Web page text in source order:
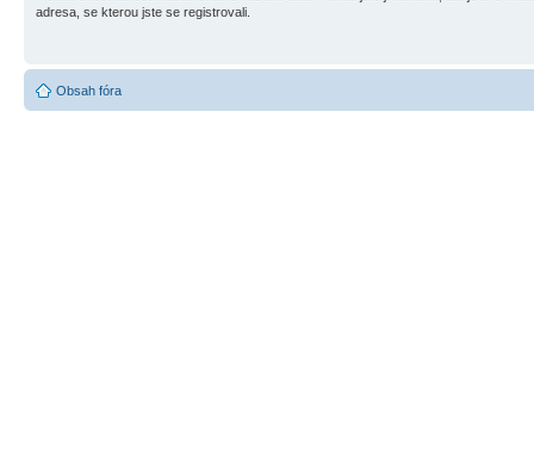
adresa, se kterou jste se registrovali.
Obsah fóra